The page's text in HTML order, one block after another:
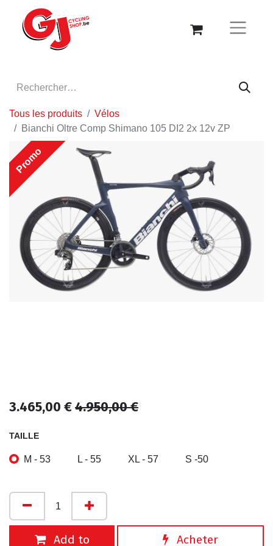
Tous les produits
Vélos
Bianchi Oltre Comp Shimano 105 DI2 2x 12v ZP
Promo
3.465,00 €4.950,00€
TAILLE
M - 53 L - 55 XL - 57 S -50
Add to Acheter